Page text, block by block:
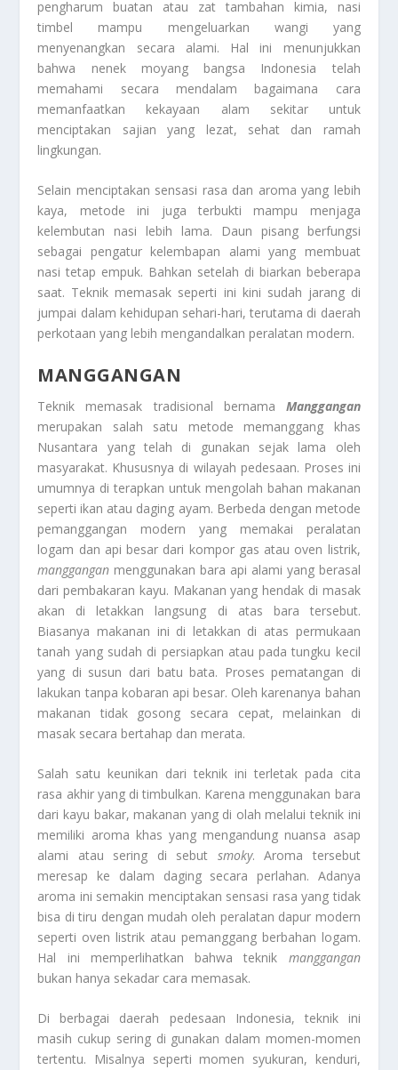
pengharum buatan atau zat tambahan kimia, nasi
timbel mampu mengeluarkan wangi yang
menyenangkan secara alami. Hal ini menunjukkan
bahwa nenek moyang bangsa Indonesia telah
memahami secara mendalam bagaimana cara
memanfaatkan kekayaan alam sekitar untuk
menciptakan sajian yang lezat, sehat dan ramah
lingkungan.
Selain menciptakan sensasi rasa dan aroma yang lebih
kaya, metode ini juga terbukti mampu menjaga
kelembutan nasi lebih lama. Daun pisang berfungsi
sebagai pengatur kelembapan alami yang membuat
nasi tetap empuk. Bahkan setelah di biarkan beberapa
saat. Teknik memasak seperti ini kini sudah jarang di
jumpai dalam kehidupan sehari-hari, terutama di daerah
perkotaan yang lebih mengandalkan peralatan modern.
MANGGANGAN
Teknik memasak tradisional bernama Manggangan
merupakan salah satu metode memanggang khas
Nusantara yang telah di gunakan sejak lama oleh
masyarakat. Khususnya di wilayah pedesaan. Proses ini
umumnya di terapkan untuk mengolah bahan makanan
seperti ikan atau daging ayam. Berbeda dengan metode
pemanggangan modern yang memakai peralatan
logam dan api besar dari kompor gas atau oven listrik,
manggangan menggunakan bara api alami yang berasal
dari pembakaran kayu. Makanan yang hendak di masak
akan di letakkan langsung di atas bara tersebut.
Biasanya makanan ini di letakkan di atas permukaan
tanah yang sudah di persiapkan atau pada tungku kecil
yang di susun dari batu bata. Proses pematangan di
lakukan tanpa kobaran api besar. Oleh karenanya bahan
makanan tidak gosong secara cepat, melainkan di
masak secara bertahap dan merata.
Salah satu keunikan dari teknik ini terletak pada cita
rasa akhir yang di timbulkan. Karena menggunakan bara
dari kayu bakar, makanan yang di olah melalui teknik ini
memiliki aroma khas yang mengandung nuansa asap
alami atau sering di sebut smoky. Aroma tersebut
meresap ke dalam daging secara perlahan. Adanya
aroma ini semakin menciptakan sensasi rasa yang tidak
bisa di tiru dengan mudah oleh peralatan dapur modern
seperti oven listrik atau pemanggang berbahan logam.
Hal ini memperlihatkan bahwa teknik manggangan
bukan hanya sekadar cara memasak.
Di berbagai daerah pedesaan Indonesia, teknik ini
masih cukup sering di gunakan dalam momen-momen
tertentu. Misalnya seperti momen syukuran, kenduri,